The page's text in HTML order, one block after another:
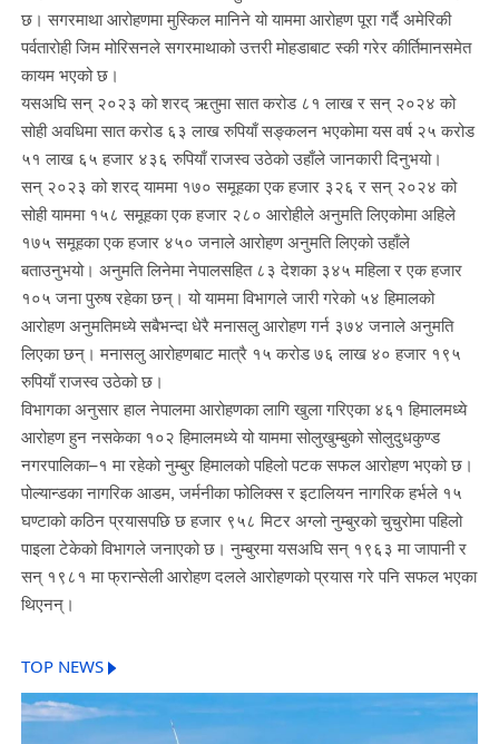
छ। सगरमाथा आरोहणमा मुस्किल मानिने यो याममा आरोहण पूरा गर्दै अमेरिकी
पर्वतारोही जिम मोरिसनले सगरमाथाको उत्तरी मोहडाबाट स्की गरेर कीर्तिमानसमेत
कायम भएको छ।
यसअघि सन् २०२३ को शरद् ऋतुमा सात करोड ८१ लाख र सन् २०२४ को
सोही अवधिमा सात करोड ६३ लाख रुपियाँ सङ्कलन भएकोमा यस वर्ष २५ करोड
५१ लाख ६५ हजार ४३६ रुपियाँ राजस्व उठेको उहाँले जानकारी दिनुभयो।
सन् २०२३ को शरद् याममा १७० समूहका एक हजार ३२६ र सन् २०२४ को
सोही याममा १५८ समूहका एक हजार २८० आरोहीले अनुमति लिएकोमा अहिले
१७५ समूहका एक हजार ४५० जनाले आरोहण अनुमति लिएको उहाँले
बताउनुभयो। अनुमति लिनेमा नेपालसहित ८३ देशका ३४५ महिला र एक हजार
१०५ जना पुरुष रहेका छन्। यो याममा विभागले जारी गरेको ५४ हिमालको
आरोहण अनुमतिमध्ये सबैभन्दा धेरै मनासलु आरोहण गर्न ३७४ जनाले अनुमति
लिएका छन्। मनासलु आरोहणबाट मात्रै १५ करोड ७६ लाख ४० हजार १९५
रुपियाँ राजस्व उठेको छ।
विभागका अनुसार हाल नेपालमा आरोहणका लागि खुला गरिएका ४६१ हिमालमध्ये
आरोहण हुन नसकेका १०२ हिमालमध्ये यो याममा सोलुखुम्बुको सोलुदुधकुण्ड
नगरपालिका–१ मा रहेको नुम्बुर हिमालको पहिलो पटक सफल आरोहण भएको छ।
पोल्यान्डका नागरिक आडम, जर्मनीका फोलिक्स र इटालियन नागरिक हर्भले १५
घण्टाको कठिन प्रयासपछि छ हजार ९५८ मिटर अग्लो नुम्बुरको चुचुरोमा पहिलो
पाइला टेकेको विभागले जनाएको छ। नुम्बुरमा यसअघि सन् १९६३ मा जापानी र
सन् १९८१ मा फ्रान्सेली आरोहण दलले आरोहणको प्रयास गरे पनि सफल भएका
थिएनन्।
TOP NEWS